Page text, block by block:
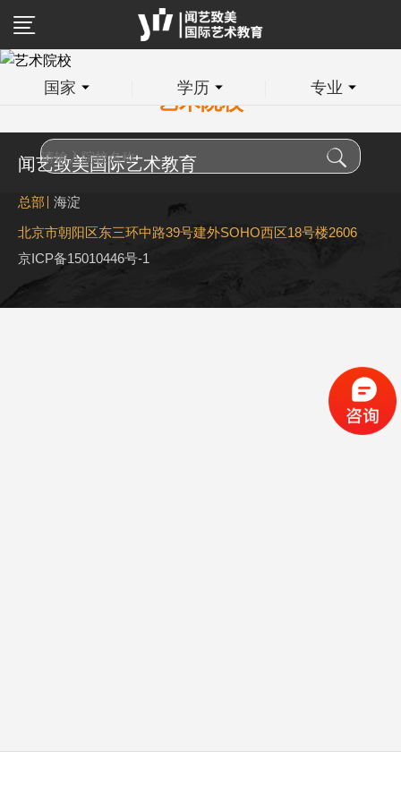
艺术院校
国家 学历 专业
闻艺致美国际艺术教育
总部
海淀
北京市朝阳区东三环中路39号建外SOHO西区18号楼2606
京ICP备15010446号-1